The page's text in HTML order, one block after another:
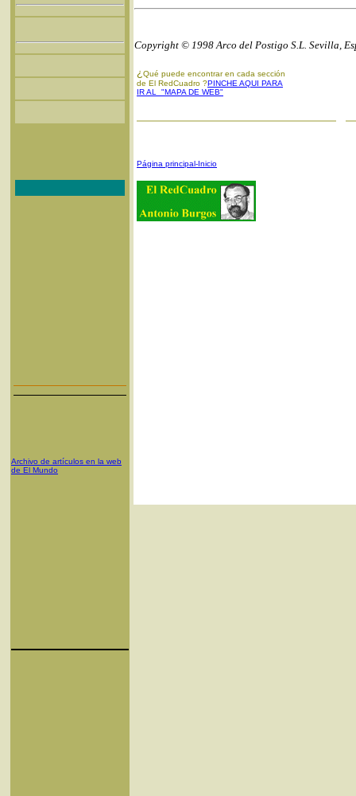
Archivo de artículos en la web
de El Mundo
Copyright © 1998 Arco del Postigo S.L. Sevilla,
¿ Qué puede encontrar en cada sección
de El RedCuadro ?PINCHE AQUI PARA
IR AL "MAPA DE WEB"
Página principal-Inicio